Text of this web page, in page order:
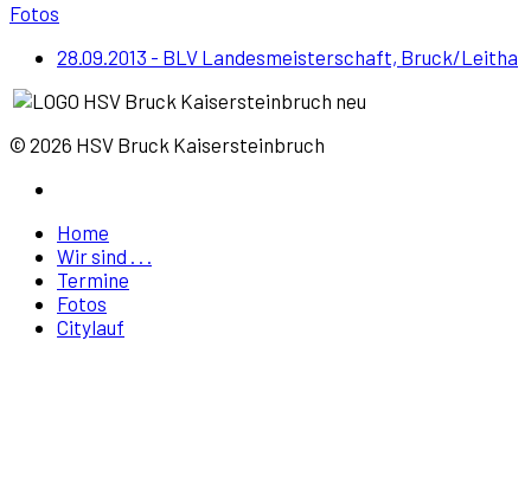
Fotos
28.09.2013 - BLV Landesmeisterschaft, Bruck/Leitha
© 2026 HSV Bruck Kaisersteinbruch
Home
Wir sind . . .
Termine
Fotos
Citylauf